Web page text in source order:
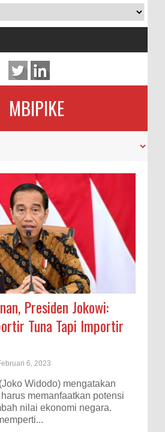
MBIPIKE
Presiden Jokowi:
Tuna Tapi Importir
6, 2023
Widodo) mengatakan
memanfaatkan potensi
nilai ekonomi negara.